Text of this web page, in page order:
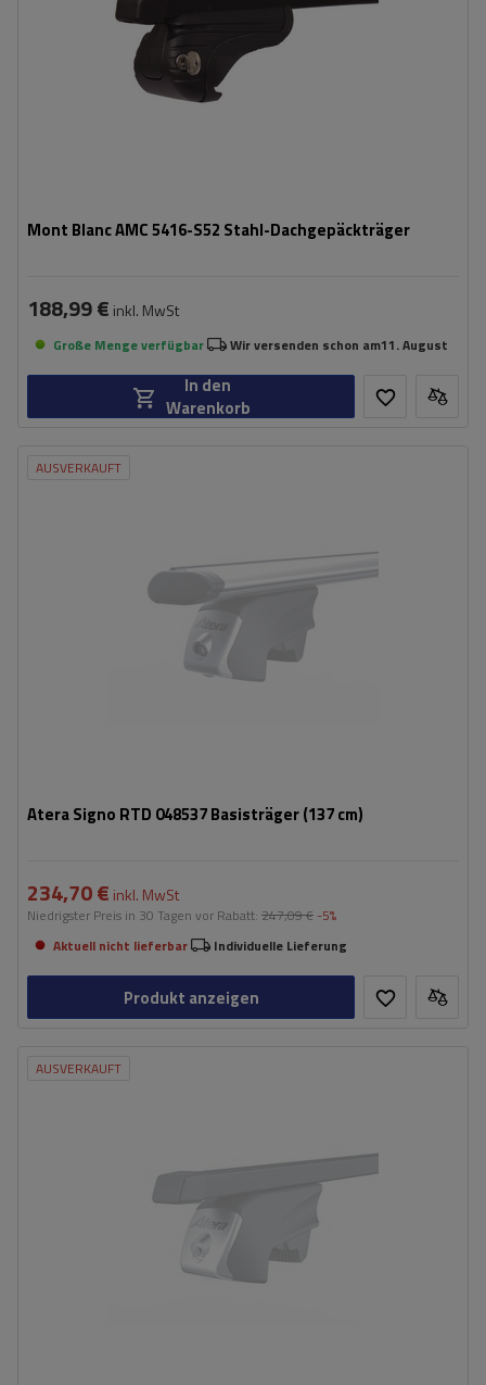
Mont Blanc AMC 5416-S52 Stahl-Dachgepäckträger
188,99 € inkl. MwSt
Große Menge verfügbar Wir versenden schon am11. August
In den
Warenkorb
AUSVERKAUFT
Atera Signo RTD 048537 Basisträger (137 cm)
234,70 € inkl. MwSt
Niedrigster Preis in 30 Tagen vor Rabatt: 247,09 € -5%
Aktuell nicht lieferbar
Individuelle Lieferung
Produkt anzeigen
AUSVERKAUFT